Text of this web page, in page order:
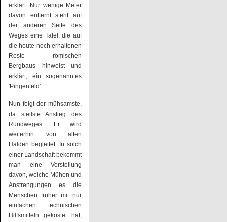
erklärt. Nur wenige Meter
davon entfernt steht auf
der anderen Seite des
Weges eine Tafel, die auf
die heute noch erhaltenen
Reste römischen
Bergbaus hinweist und
erklärt, ein sogenanntes
'Pingenfeld'.
Nun folgt der mühsamste,
da steilste Anstieg des
Rundweges. Er wird
weiterhin von alten
Halden begleitet. In solch
einer Landschaft bekommt
man eine Vorstellung
davon, welche Mühen und
Anstrengungen es die
Menschen früher mit nur
einfachen technischen
Hilfsmitteln gekostet hat,